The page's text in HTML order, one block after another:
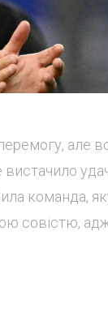
але
команда,
совістю,